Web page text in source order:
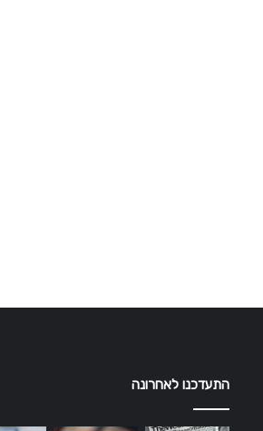
התעדכנו לאחרונה